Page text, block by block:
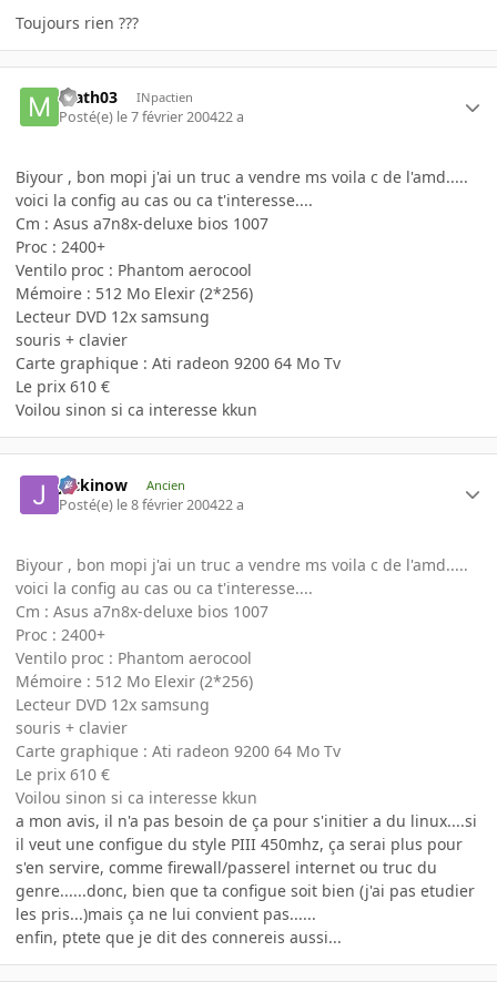
Toujours rien ???
math03 INpactien
Posté(e) le 7 février 200422 a
Biyour , bon mopi j'ai un truc a vendre ms voila c de l'amd.....
voici la config au cas ou ca t'interesse....
Cm : Asus a7n8x-deluxe bios 1007
Proc : 2400+
Ventilo proc : Phantom aerocool
Mémoire : 512 Mo Elexir (2*256)
Lecteur DVD 12x samsung
souris + clavier
Carte graphique : Ati radeon 9200 64 Mo Tv
Le prix 610 €
Voilou sinon si ca interesse kkun
jackinow Ancien
Posté(e) le 8 février 200422 a
Biyour , bon mopi j'ai un truc a vendre ms voila c de l'amd.....
voici la config au cas ou ca t'interesse....
Cm : Asus a7n8x-deluxe bios 1007
Proc : 2400+
Ventilo proc : Phantom aerocool
Mémoire : 512 Mo Elexir (2*256)
Lecteur DVD 12x samsung
souris + clavier
Carte graphique : Ati radeon 9200 64 Mo Tv
Le prix 610 €
Voilou sinon si ca interesse kkun
a mon avis, il n'a pas besoin de ça pour s'initier a du linux....si
il veut une configue du style PIII 450mhz, ça serai plus pour
s'en servire, comme firewall/passerel internet ou truc du
genre......donc, bien que ta configue soit bien (j'ai pas etudier
les pris...)mais ça ne lui convient pas......
enfin, ptete que je dit des connereis aussi...